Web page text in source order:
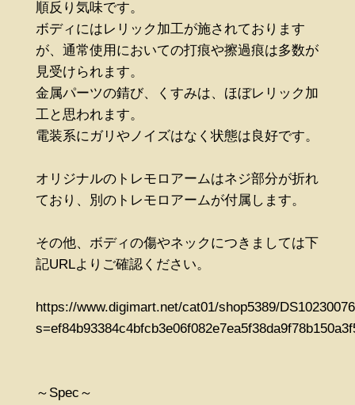
順反り気味です。
ボディにはレリック加工が施されております
が、通常使用においての打痕や擦過痕は多数が
見受けられます。
金属パーツの錆び、くすみは、ほぼレリック加
工と思われます。
電装系にガリやノイズはなく状態は良好です。
オリジナルのトレモロアームはネジ部分が折れ
ており、別のトレモロアームが付属します。
その他、ボディの傷やネックにつきましては下
記URLよりご確認ください。
https://www.digimart.net/cat01/shop5389/
～Spec～